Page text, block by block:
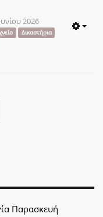
2026
Δικαστήρια
Παρασκευή